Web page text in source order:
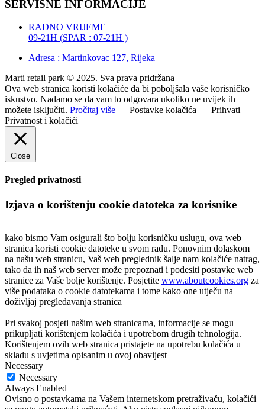
SERVISNE INFORMACIJE
RADNO VRIJEME
09-21H (SPAR : 07-21H )
Adresa : Martinkovac 127, Rijeka
Marti retail park © 2025. Sva prava pridržana
Ova web stranica koristi kolačiće da bi poboljšala vaše korisničko
iskustvo. Nadamo se da vam to odgovara ukoliko ne uvijek ih
možete isključiti. Pročitaj više Postavke kolačića
Prihvati
Privatnost i kolačići
Close
Pregled privatnosti
Izjava o korištenju cookie datoteka za korisnike
kako bismo Vam osigurali što bolju korisničku uslugu, ova web
stranica koristi cookie datoteke u svom radu. Ponovnim dolaskom
na našu web stranicu, Vaš web preglednik šalje nam kolačiće natrag,
tako da ih naš web server može prepoznati i podesiti postavke web
stranice za Vaše bolje korištenje. Posjetite www.aboutcookies.org za
više podataka o cookie datotekama i tome kako one utječu na
doživljaj pregledavanja stranica
Pri svakoj posjeti našim web stranicama, informacije se mogu
prikupljati korištenjem kolačića i upotrebom drugih tehnologija.
Korištenjem ovih web stranica pristajete na upotrebu kolačića u
skladu s uvjetima opisanim u ovoj obavijest
Necessary
Necessary
Always Enabled
Ovisno o postavkama na Vašem internetskom pretraživaču, kolačići